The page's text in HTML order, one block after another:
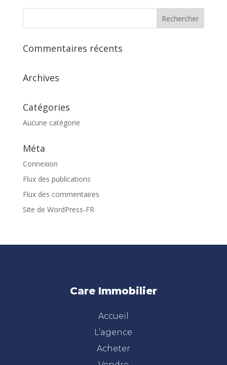
Commentaires récents
Archives
Catégories
Aucune catégorie
Méta
Connexion
Flux des publications
Flux des commentaires
Site de WordPress-FR
Care Immobilier
Accueil
L’agence
Acheter